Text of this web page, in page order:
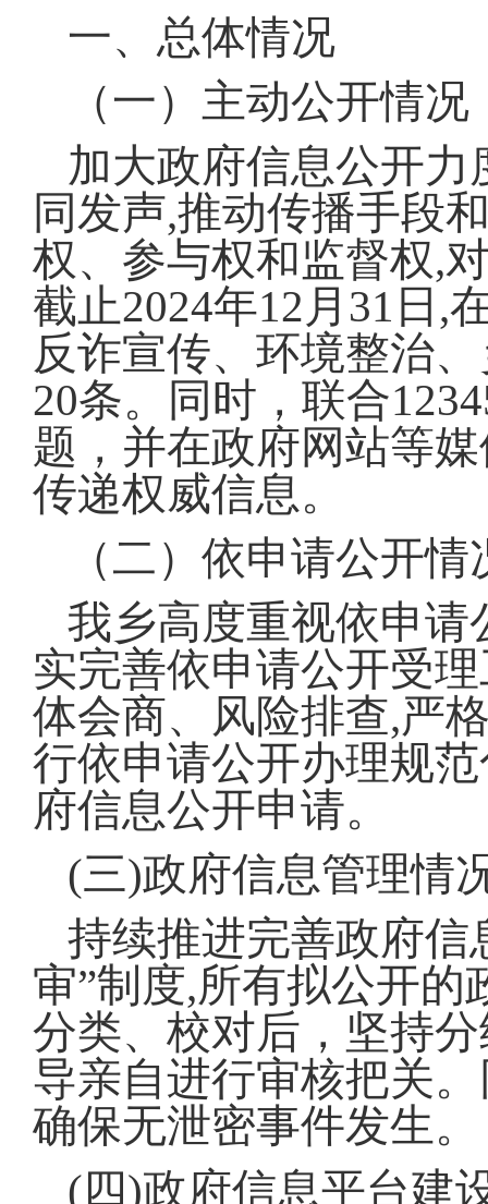
一、总体情况
（一）主动公开情况
加大政府信息公开
同发声,推动传播手段
权、参与权和监督权,
截止2024年12月31日,
反诈宣传、环境整治
20条。同时，联合
题，并在政府网站等
传递权威信息。
（二）依申请公开情
我乡高度重视依申请
实完善依申请公开受
体会商、风险排查,严
行依申请公开办理规
府信息公开申请。
(三)政府信息管理情
持续推进完善政府信
审”制度,所有拟公开
分类、校对后，坚持
导亲自进行审核把关
确保无泄密事件发生。
(四)政府信息平台建